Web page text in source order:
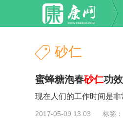
砂仁
蜜蜂糖泡春砂仁功
现在人们的工作时间是
2017-05-09 13:03 标签：